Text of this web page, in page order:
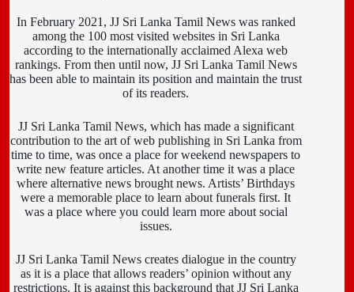
In February 2021, JJ Sri Lanka Tamil News was ranked
among the 100 most visited websites in Sri Lanka
according to the internationally acclaimed Alexa web
rankings. From then until now, JJ Sri Lanka Tamil News
has been able to maintain its position and maintain the trust
of its readers.
JJ Sri Lanka Tamil News, which has made a significant
contribution to the art of web publishing in Sri Lanka from
time to time, was once a place for weekend newspapers to
write new feature articles. At another time it was a place
where alternative news brought news. Artists’ Birthdays
were a memorable place to learn about funerals first. It
was a place where you could learn more about social
issues.
JJ Sri Lanka Tamil News creates dialogue in the country
as it is a place that allows readers’ opinion without any
restrictions. It is against this background that JJ Sri Lanka